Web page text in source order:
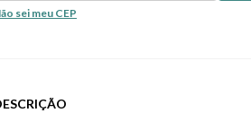
sei meu CEP